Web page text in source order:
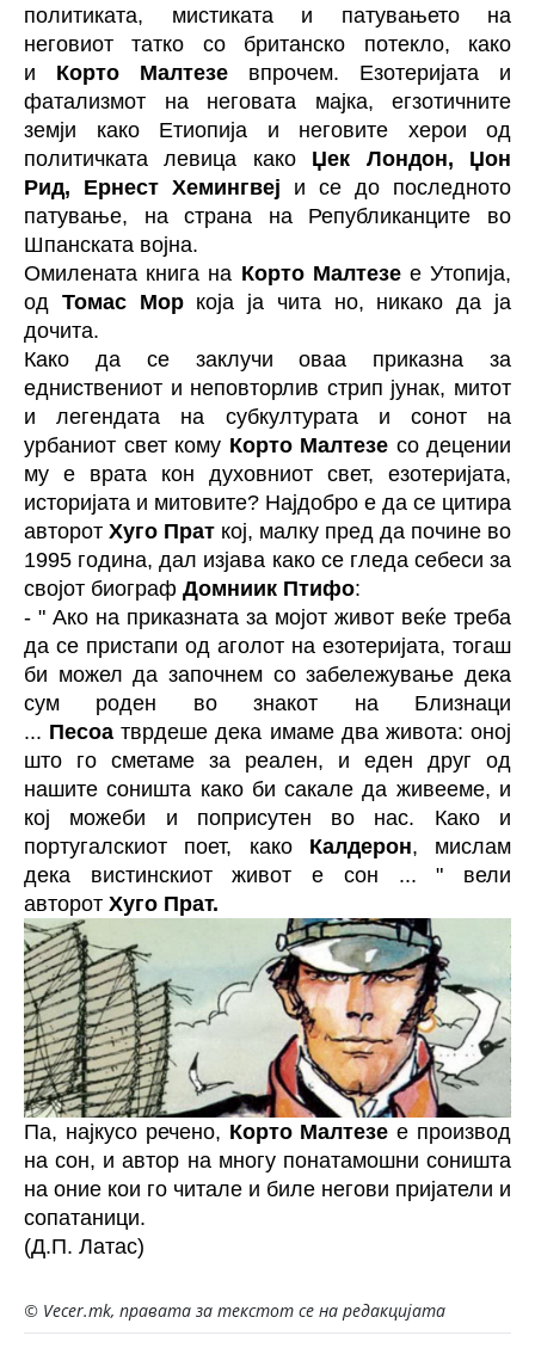
политиката, мистиката и патувањето на
неговиот татко со британско потекло, како
и Корто Малтезе впрочем. Езотеријата и
фатализмот на неговата мајка, егзотичните
земји како Етиопија и неговите херои од
политичката левица како Џек Лондон, Џон
Рид, Ернест Хемингвеј и се до последното
патување, на страна на Републиканците во
Шпанската војна.
Омилената книга на Корто Малтезее Утопија,
од Томас Моркоја ја чита но, никако да ја
дочита.
Како да се заклучи оваа приказна за
едниствениот и неповторлив стрип јунак, митот
и легендата на субкултурата и сонот на
урбаниот свет кому Корто Малтезе со децении
му е врата кон духовниот свет, езотеријата,
историјата и митовите? Најдобро е да се цитира
авторот Хуго Прат кој, малку пред да почине во
1995 година, дал изјава како се гледа себеси за
својот биограф Домниик Птифо:
- " Ако на приказната за мојот живот веќе треба
да се пристапи од аголот на езотеријата, тогаш
би можел да започнем со забележување дека
сум роден во знакот на Близнаци
... Песоа тврдеше дека имаме два живота: оној
што го сметаме за реален, и еден друг од
нашите соништа како би сакале да живееме, и
кој можеби и поприсутен во нас. Како и
португалскиот поет, како Калдерон, мислам
дека вистинскиот живот е сон ... " вели
авторот Хуго Прат.
Па, најкусо речено, Корто Малтезе е производ
на сон, и автор на многу понатамошни соништа
на оние кои го читале и биле негови пријатели и
сопатаници.
(Д.П. Латас)
© Vecer.mk, правата за текстот се на редакцијата